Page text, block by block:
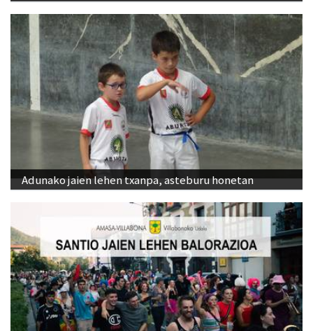
Adunako jaien lehen txanpa, asteburu honetan